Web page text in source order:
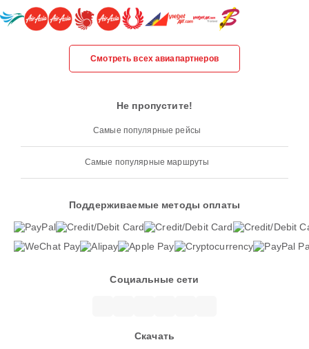
Смотреть всех авиапартнеров
Не пропустите!
Самые популярные рейсы
Самые популярные маршруты
Поддерживаемые методы оплаты
Социальные сети
Скачать